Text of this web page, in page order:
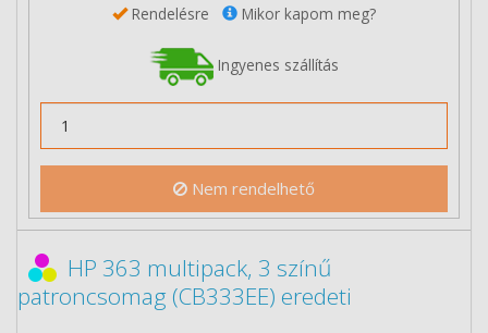
Rendelésre Mikor kapom meg?
Ingyenes szállítás
Nem rendelhető
HP 363 multipack, 3 színű
patroncsomag (CB333EE) eredeti